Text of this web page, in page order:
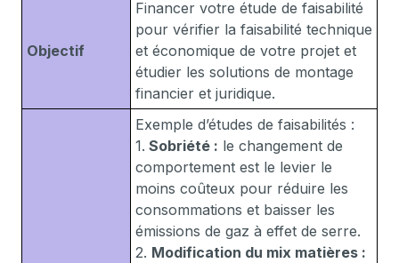
Objectif
Financer votre étude de faisabilité
pour vérifier la faisabilité technique
et économique de votre projet et
étudier les solutions de montage
financier et juridique.
Exemple d’études de faisabilités :
1. Sobriété : le changement de
comportement est le levier le
moins coûteux pour réduire les
consommations et baisser les
émissions de gaz à effet de serre.
2. Modification du mix matières :